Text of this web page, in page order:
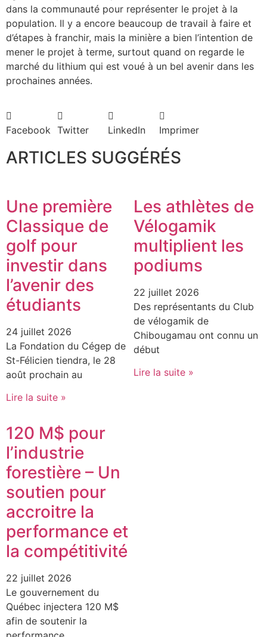
dans la communauté pour représenter le projet à la
population. Il y a encore beaucoup de travail à faire et
d’étapes à franchir, mais la minière a bien l’intention de
mener le projet à terme, surtout quand on regarde le
marché du lithium qui est voué à un bel avenir dans les
prochaines années.
Facebook Twitter LinkedIn Imprimer
ARTICLES SUGGÉRÉS
Une première
Classique de
golf pour
investir dans
l’avenir des
étudiants
24 juillet 2026
La Fondation du Cégep de
St-Félicien tiendra, le 28
août prochain au
Lire la suite »
Les athlètes de
Vélogamik
multiplient les
podiums
22 juillet 2026
Des représentants du Club
de vélogamik de
Chibougamau ont connu un
début
Lire la suite »
120 M$ pour
l’industrie
forestière – Un
soutien pour
accroitre la
performance et
la compétitivité
22 juillet 2026
Le gouvernement du
Québec injectera 120 M$
afin de soutenir la